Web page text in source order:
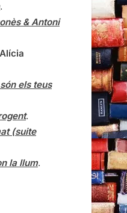
.
& Antoni
Alícia
els teus
.
(suite
la llum.